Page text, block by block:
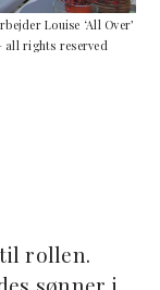
Louise ‘All Over’
all rights reserved
rollen.